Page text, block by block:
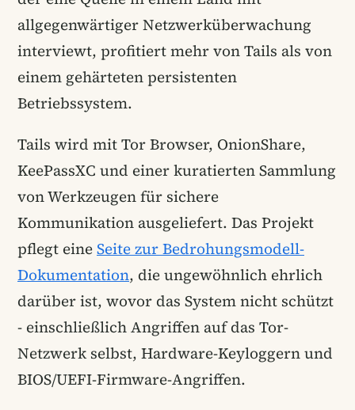
allgegenwärtiger Netzwerküberwachung
interviewt, profitiert mehr von Tails als von
einem gehärteten persistenten
Betriebssystem.
Tails wird mit Tor Browser, OnionShare,
KeePassXC und einer kuratierten Sammlung
von Werkzeugen für sichere
Kommunikation ausgeliefert. Das Projekt
pflegt eineSeite zur Bedrohungsmodell-
Dokumentation, die ungewöhnlich ehrlich
darüber ist, wovor das System nicht schützt
- einschließlich Angriffen auf das Tor-
Netzwerk selbst, Hardware-Keyloggern und
BIOS/UEFI-Firmware-Angriffen.